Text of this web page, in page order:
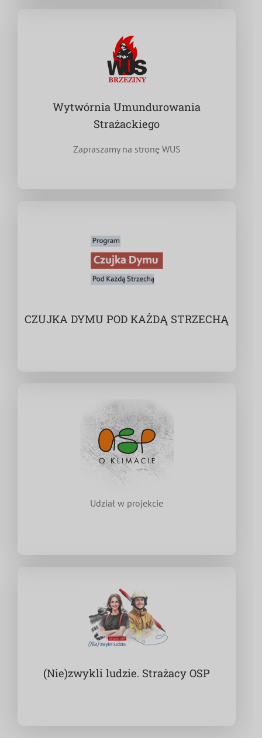
Wytwórnia Umundurowania
Strażackiego
Zapraszamy na stronę WUS
CZUJKA DYMU POD KAŻDĄ STRZECHĄ
Udział w projekcie
(Nie)zwykli ludzie. Strażacy OSP